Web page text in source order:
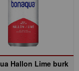
Hallon Lime burk